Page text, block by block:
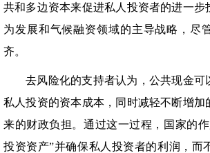
共和多边资本来促进私人投资者的进一步
为发展和气候融资领域的主导战略，尽
齐。
去风险化的支持者认为，公共现金可
私人投资的资本成本，同时减轻不断增加
来的财政负担。通过这一过程，国家的
投资资产”并确保私人投资者的利润，而